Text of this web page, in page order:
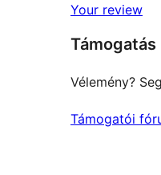
review
star
reviews
Your review
Támogatás
Vélemény?
Támogatói